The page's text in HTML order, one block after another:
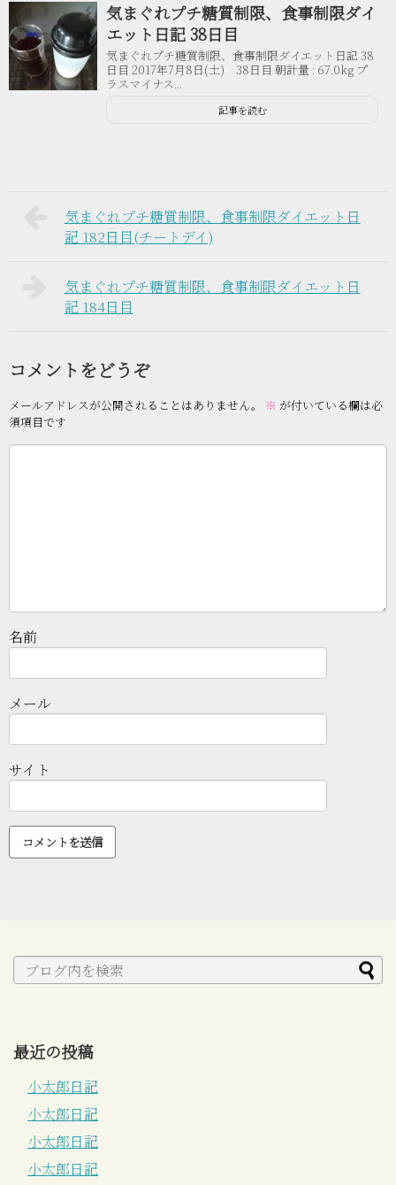
気まぐれプチ糖質制限、食事制限ダイ
エット日記 38日目
気まぐれプチ糖質制限、食事制限ダイエット日記 38
日目 2017年7月8日(土) 38日目 朝計量 : 67.0kg プ
ラスマイナス...
記事を読む
気まぐれプチ糖質制限、食事制限ダイエット日
記 182日目(チートデイ)
気まぐれプチ糖質制限、食事制限ダイエット日
記 184日目
コメントをどうぞ
メールアドレスが公開されることはありません。 ※ が付いている欄は必
須項目です
名前
メール
サイト
最近の投稿
小太郎日記
小太郎日記
小太郎日記
小太郎日記